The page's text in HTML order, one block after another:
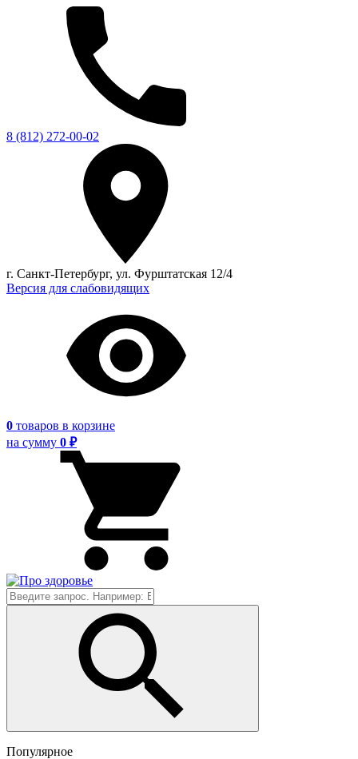
8 (812) 272-00-02
г. Санкт-Петербург, ул. Фурштатская 12/4
Версия для слабовидящих
0 товаров в корзине
на сумму 0 ₽
Популярное